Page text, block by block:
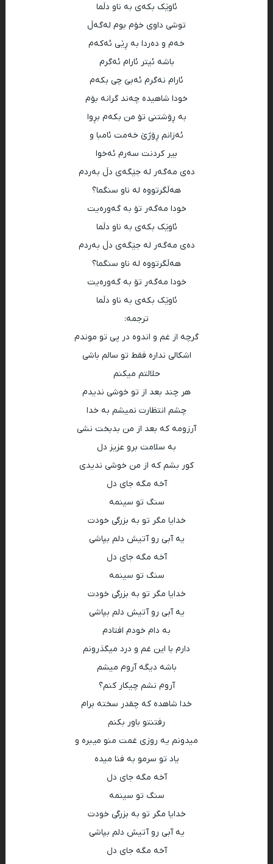
ئاوێک بکەی بە ناو دڵما
توشی داوی خۆم بوم لەگەڵ
خەم و دەردا بە ڕێی ئەکەم
باشە ئیتر ئارام ئەگرم
ئارام نەگرم ئەبێ چی بکەم
خودا شاهیدە چەند گرانە بۆم
بە ڕۆشتنی تۆ من بکەم بڕوا
ئەزانم ڕۆژێ خەمت ئامبا و
بیر کردنت سەرم ئەخوا
دەی مەگەر لە جێگەی دڵ بەردم
هەڵگرتووە لە ناو سنگما؟
خودا مەگەر تۆ بە گەورەیت
ئاوێک بکەی بە ناو دڵما
دەی مەگەر لە جێگەی دڵ بەردم
هەڵگرتووە لە ناو سنگما؟
خودا مەگەر تۆ بە گەورەیت
ئاوێک بکەی بە ناو دڵما
ترجمه:
گرچه از غم و اندوه در پی تو موندم
اشکالی ندارە فقط تو سالم باشی
حلالتم میکنم
هر چند بعد از تو خوشی ندیدم
چشم انتظارت نمیشم بە خدا
آرزومە کە بعد از من بدبخت نشی
به سلامت برو عزیز دل
کور بشم کە از من خوشی ندیدی
آخە مگە جای دل
سنگ تو سینمە
خدایا مگر تو بە بزرگی خودت
یە آبی رو آتیش دلم بپاشی
آخە مگە جای دل
سنگ تو سینمە
خدایا مگر تو بە بزرگی خودت
یە آبی رو آتیش دلم بپاشی
بە دام خودم افتادم
دارم با این غم و درد میگذرونم
باشە دیگە آروم میشم
آروم نشم چیکار کنم؟
خدا شاهدە که چقدر سختە برام
رفتنتو باور بکنم
میدونم یە روزی غمت منو میبرە و
یاد تو سرمو بە فنا میدە
آخە مگە جای دل
سنگ تو سینمە
خدایا مگر تو بە بزرگی خودت
یە آبی رو آتیش دلم بپاشی
آخە مگە جای دل